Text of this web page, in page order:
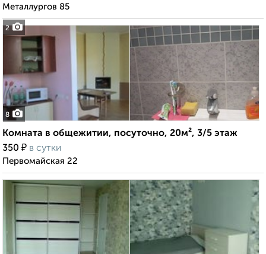
2
Металлургов 85
8
Комната в общежитии, посуточно, 20м², 3/5 этаж
350 ₽ в сутки
Первомайская 22